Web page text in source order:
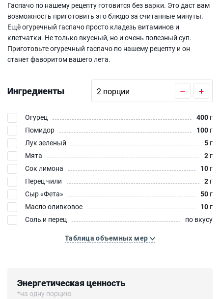
Гаспачо по нашему рецепту готовится без варки. Это даст вам
возможность приготовить это блюдо за считанные минуты.
Ещё огуречный гаспачо просто кладезь витаминов и
клетчатки. Не только вкусный, но и очень полезный суп.
Приготовьте огуречный гаспачо по нашему рецепту и он
станет фаворитом вашего лета.
Ингредиенты – +
Огурец 400 г
Помидор
100 г
Лук зеленый
5 г
Мята
2 г
Сок лимона
10 г
Перец чили
2 г
Сыр «Фета»‎
50 г
Масло оливковое
10 г
Соль и перец
по вкусу
Таблица объемных мер
Энергетическая ценность
*на одну порцию